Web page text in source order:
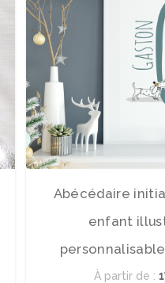
Abécédaire
enfant
À partir de :